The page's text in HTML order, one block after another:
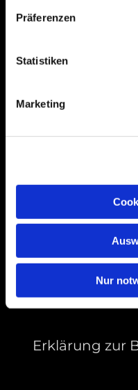
Präferenzen
Statistiken
Marketing
Nur
Bitte akzeptieren
Erklärung zur